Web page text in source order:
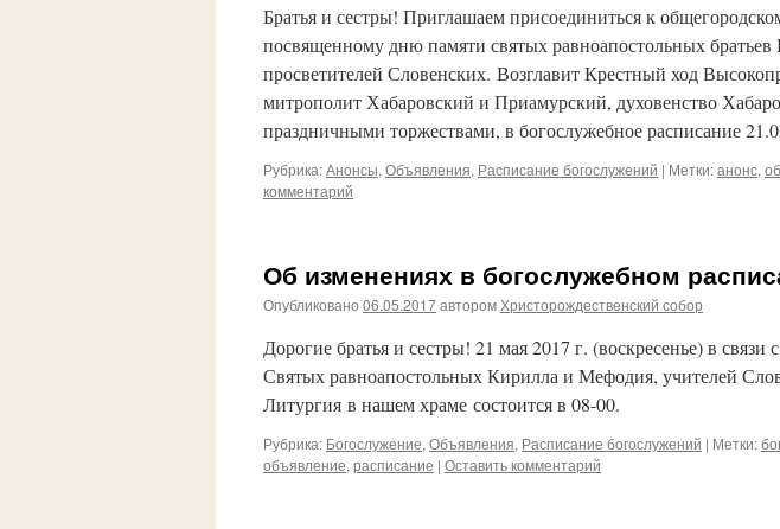
Братья и сестры! Приглашаем присоединиться к
посвященному дню памяти святых равноапостольных
просветителей Словенских. Возглавит Крестный ход
митрополит Хабаровский и Приамурский, духовенство
праздничными торжествами, в богослужебное расписание
Рубрика:Анонсы, Объявления, Расписание богослужений | Метки:анонс,
комментарий
Об изменениях в богослужебном
Опубликовано 06.05.2017авторомХристорождественский собор
Дорогие братья и сестры! 21 мая 2017 г. (воскресенье) в связи
Святых равноапостольных Кирилла и Мефодия, учителей
Литургия в нашем храме состоится в 08-00.
Рубрика: Богослужение, Объявления, Расписание богослужений | Метки:
объявление, расписание | Оставить комментарий